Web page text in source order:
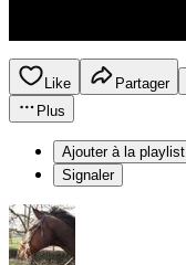
Like Partager
Plus
Ajouter à la playlist
Signaler